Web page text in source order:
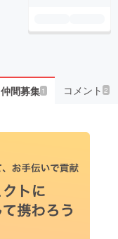
仲間募集 1 コメント2